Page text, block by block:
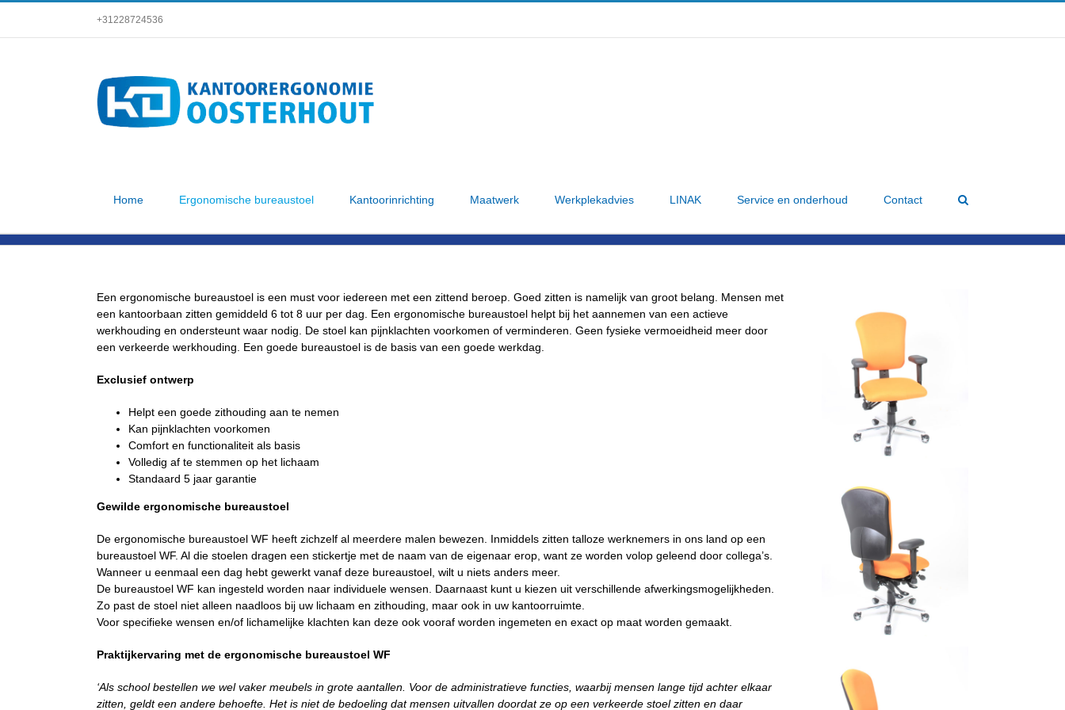
content
+31228724536
Home Ergonomische bureaustoel Kantoorinrichting Maatwerk Werkplekadvies LINAK Service en onderhoud Contact
Een ergonomische bureaustoel is een must voor iedereen met een zittend beroep. Goed zitten is namelijk van groot belang. Mensen met
een kantoorbaan zitten gemiddeld 6 tot 8 uur per dag. Een ergonomische bureaustoel helpt bij het aannemen van een actieve
werkhouding en ondersteunt waar nodig. De stoel kan pijnklachten voorkomen of verminderen. Geen fysieke vermoeidheid meer door
een verkeerde werkhouding. Een goede bureaustoel is de basis van een goede werkdag.
Exclusief ontwerp
Helpt een goede zithouding aan te nemen
Kan pijnklachten voorkomen
Comfort en functionaliteit als basis
Volledig af te stemmen op het lichaam
Standaard 5 jaar garantie
Gewilde ergonomische bureaustoel
De ergonomische bureaustoel WF heeft zichzelf al meerdere malen bewezen. Inmiddels zitten talloze werknemers in ons land op een
bureaustoel WF. Al die stoelen dragen een stickertje met de naam van de eigenaar erop, want ze worden volop geleend door collega’s.
Wanneer u eenmaal een dag hebt gewerkt vanaf deze bureaustoel, wilt u niets anders meer.
De bureaustoel WF kan ingesteld worden naar individuele wensen. Daarnaast kunt u kiezen uit verschillende afwerkingsmogelijkheden.
Zo past de stoel niet alleen naadloos bij uw lichaam en zithouding, maar ook in uw kantoorruimte.
Voor specifieke wensen en/of lichamelijke klachten kan deze ook vooraf worden ingemeten en exact op maat worden gemaakt.
Praktijkervaring met de ergonomische bureaustoel WF
‘Als school bestellen we wel vaker meubels in grote aantallen. Voor de administratieve functies, waarbij mensen lange tijd achter elkaar
zitten, geldt een andere behoefte. Het is niet de bedoeling dat mensen uitvallen doordat ze op een verkeerde stoel zitten en daar